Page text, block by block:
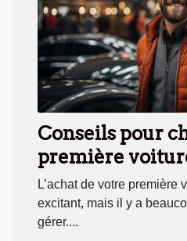
Conseils pour
première
L’achat de votre première
excitant, mais il y a
gérer....